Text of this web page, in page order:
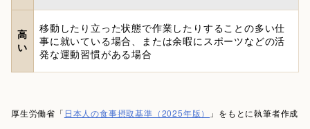
高
い
移動したり立った状態で作業したりすることの多い仕
事に就いている場合、または余暇にスポーツなどの活
発な運動習慣がある場合
厚生労働省「 日本人の食事摂取基準（2025年版） 」をもとに執筆者作成